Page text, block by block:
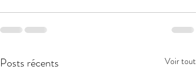
Posts récents Voir tout